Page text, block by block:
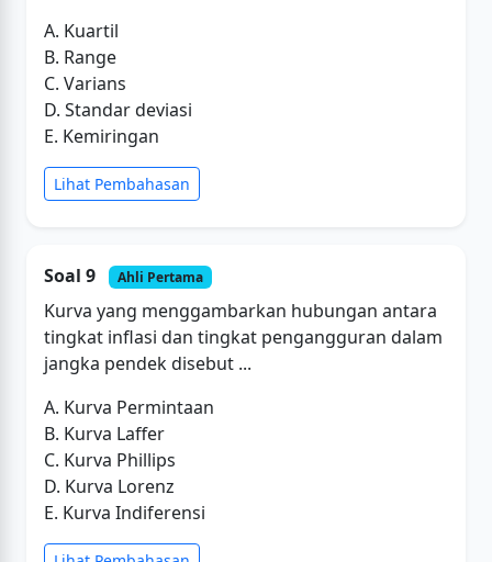
A. Kuartil
B. Range
C. Varians
D. Standar deviasi
E. Kemiringan
Lihat Pembahasan
Soal 9 Ahli Pertama
Kurva yang menggambarkan hubungan antara
tingkat inflasi dan tingkat pengangguran dalam
jangka pendek disebut ...
A. Kurva Permintaan
B. Kurva Laffer
C. Kurva Phillips
D. Kurva Lorenz
E. Kurva Indiferensi